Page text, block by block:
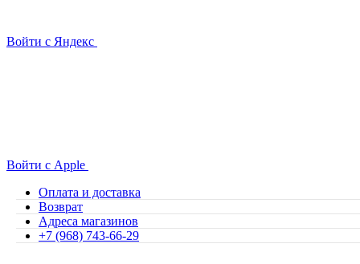
Войти с Яндекс
Войти с Apple
Оплата и доставка
Возврат
Адреса магазинов
+7 (968) 743-66-29